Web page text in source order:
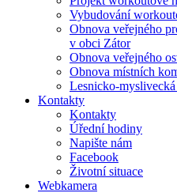
Vybudování
Obnova veřejného
v obci Zátor
Obnova veřejného
Obnova místních
Lesnicko-
Kontakty
Kontakty
Úřední hodiny
Napište nám
Facebook
Životní situace
Webkamera